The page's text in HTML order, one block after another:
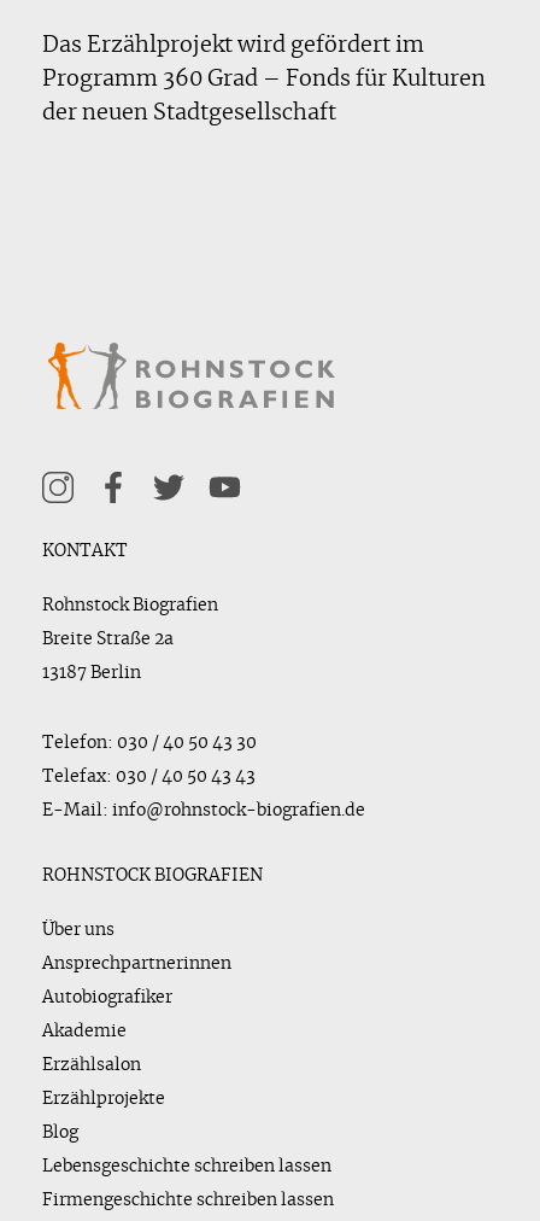
Das Erzählprojekt wird gefördert im
Programm 360 Grad – Fonds für Kulturen
der neuen Stadtgesellschaft
KONTAKT
Rohnstock Biografien
Breite Straße 2a
13187 Berlin
Telefon: 030 / 40 50 43 30
Telefax: 030 / 40 50 43 43
E-Mail: info@rohnstock-biografien.de
ROHNSTOCK BIOGRAFIEN
Über uns
Ansprechpartnerinnen
Autobiografiker
Akademie
Erzählsalon
Erzählprojekte
Blog
Lebensgeschichte schreiben lassen
Firmengeschichte schreiben lassen